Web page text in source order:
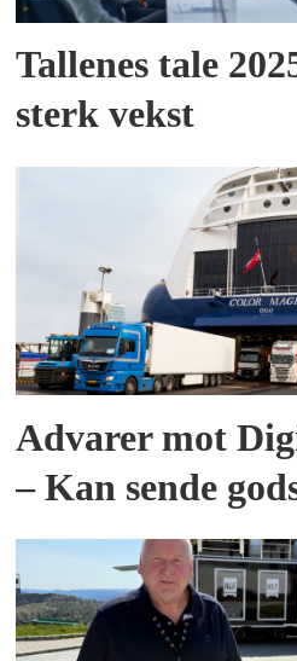
Tallenes tale
sterk vekst
Advarer mot
– Kan sende